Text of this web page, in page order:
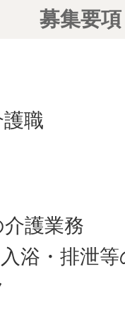
募集要項
職
護業務
浴・排泄